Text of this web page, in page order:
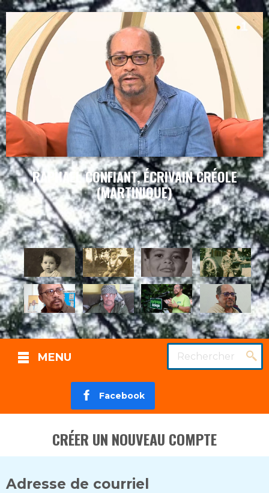
RAPHAEL CONFIANT, ÉCRIVAIN CRÉOLE
(MARTINIQUE)
MENU Rechercher
Facebook
CRÉER UN NOUVEAU COMPTE
Adresse de courriel